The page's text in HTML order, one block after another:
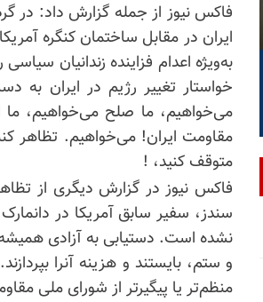
فاکس نیوز از جمله گزارش داد: در
ایران در مقابل ساختمان کنگره
به‌ویژه اعدام فزاینده زندانیان
خواستار تغییر رژیم در ایران
می‌خواهیم، ​​ما صلح می‌خواهیم، ما
مقاومت ایران! می‌خواهیم. تظاهر
متوقف کنید، !
فاکس نیوز در گزارش دیگری از
سندز، سفیر سابق آمریکا در
نشده است. دستیابی به آزادی همیشه
و ستم، بایستند و هزینه آنرا
منظم‌تر یا پیگیرتر از شورای ملی